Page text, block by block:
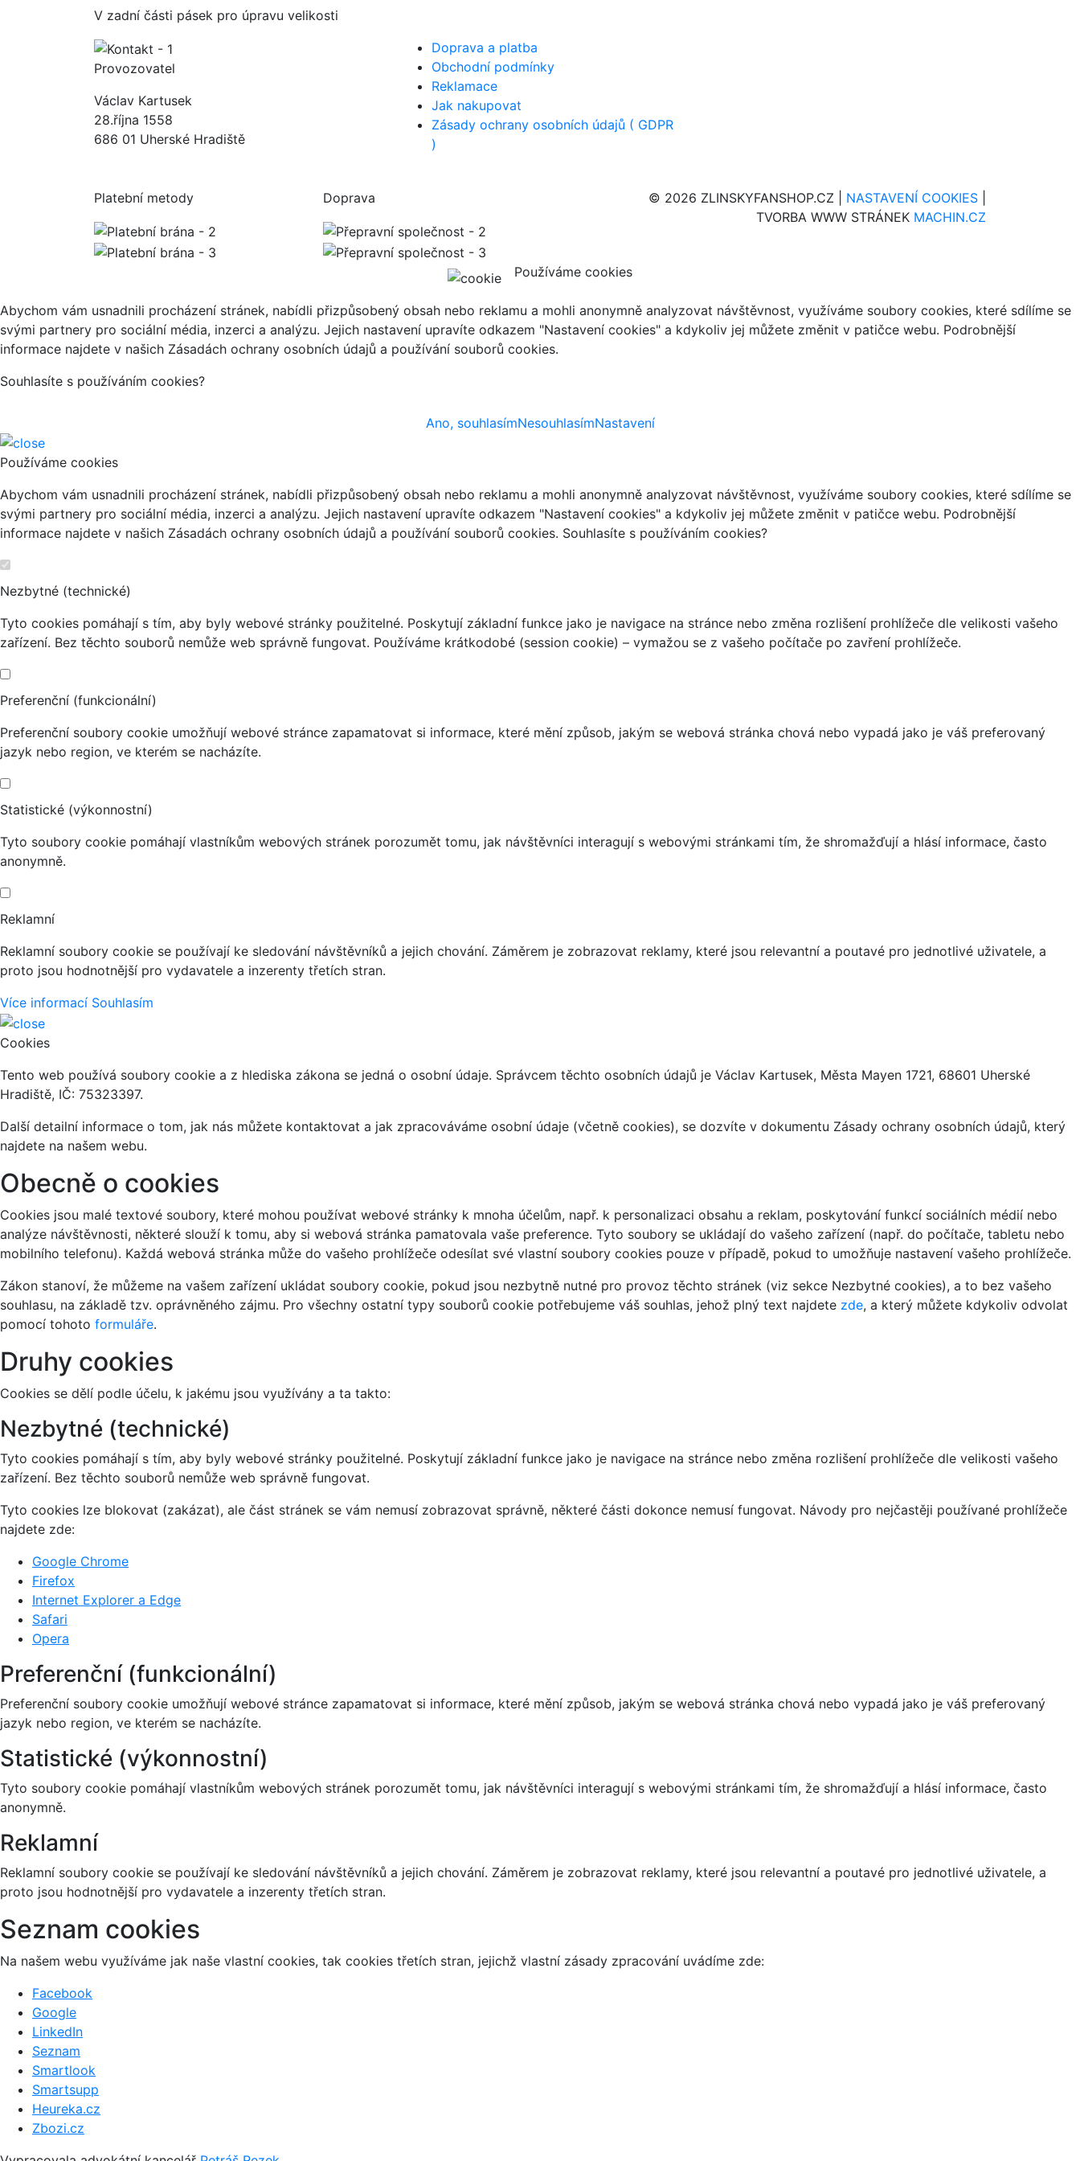
V zadní části pásek pro úpravu velikosti
Provozovatel
Václav Kartusek
28.října 1558
686 01 Uherské Hradiště
Doprava a platba
Obchodní podmínky
Reklamace
Jak nakupovat
Zásady ochrany osobních údajů ( GDPR
)
Platební metody Doprava © 2026 ZLINSKYFANSHOP.CZ | NASTAVENÍ COOKIES
TVORBA WWW STRÁNEK MACHIN.CZ
Používáme cookies
Abychom vám usnadnili procházení stránek, nabídli přizpůsobený obsah nebo reklamu a mohli anonymně analyzovat návštěvnost, využíváme soubory cookies, které sdílíme se
svými partnery pro sociální média, inzerci a analýzu. Jejich nastavení upravíte odkazem "Nastavení cookies" a kdykoliv jej můžete změnit v patičce webu. Podrobnější
informace najdete v našich Zásadách ochrany osobních údajů a používání souborů cookies.
Souhlasíte s používáním cookies?
Ano, souhlasímNesouhlasímNastavení
Používáme cookies
Abychom vám usnadnili procházení stránek, nabídli přizpůsobený obsah nebo reklamu a mohli anonymně analyzovat návštěvnost, využíváme soubory cookies, které sdílíme se
svými partnery pro sociální média, inzerci a analýzu. Jejich nastavení upravíte odkazem "Nastavení cookies" a kdykoliv jej můžete změnit v patičce webu. Podrobnější
informace najdete v našich Zásadách ochrany osobních údajů a používání souborů cookies. Souhlasíte s používáním cookies?
Nezbytné (technické)
Tyto cookies pomáhají s tím, aby byly webové stránky použitelné. Poskytují základní funkce jako je navigace na stránce nebo změna rozlišení prohlížeče dle velikosti vašeho
zařízení. Bez těchto souborů nemůže web správně fungovat. Používáme krátkodobé (session cookie) – vymažou se z vašeho počítače po zavření prohlížeče.
Preferenční (funkcionální)
Preferenční soubory cookie umožňují webové stránce zapamatovat si informace, které mění způsob, jakým se webová stránka chová nebo vypadá jako je váš preferovaný
jazyk nebo region, ve kterém se nacházíte.
Statistické (výkonnostní)
Tyto soubory cookie pomáhají vlastníkům webových stránek porozumět tomu, jak návštěvníci interagují s webovými stránkami tím, že shromažďují a hlásí informace, často
anonymně.
Reklamní
Reklamní soubory cookie se používají ke sledování návštěvníků a jejich chování. Záměrem je zobrazovat reklamy, které jsou relevantní a poutavé pro jednotlivé uživatele, a
proto jsou hodnotnější pro vydavatele a inzerenty třetích stran.
Více informací Souhlasím
Cookies
Tento web používá soubory cookie a z hlediska zákona se jedná o osobní údaje. Správcem těchto osobních údajů je Václav Kartusek, Města Mayen 1721, 68601 Uherské
Hradiště, IČ: 75323397.
Další detailní informace o tom, jak nás můžete kontaktovat a jak zpracováváme osobní údaje (včetně cookies), se dozvíte v dokumentu Zásady ochrany osobních údajů, který
najdete na našem webu.
Obecně o cookies
Cookies jsou malé textové soubory, které mohou používat webové stránky k mnoha účelům, např. k personalizaci obsahu a reklam, poskytování funkcí sociálních médií nebo
analýze návštěvnosti, některé slouží k tomu, aby si webová stránka pamatovala vaše preference. Tyto soubory se ukládají do vašeho zařízení (např. do počítače, tabletu nebo
mobilního telefonu). Každá webová stránka může do vašeho prohlížeče odesílat své vlastní soubory cookies pouze v případě, pokud to umožňuje nastavení vašeho prohlížeče.
Zákon stanoví, že můžeme na vašem zařízení ukládat soubory cookie, pokud jsou nezbytně nutné pro provoz těchto stránek (viz sekce Nezbytné cookies), a to bez vašeho
souhlasu, na základě tzv. oprávněného zájmu. Pro všechny ostatní typy souborů cookie potřebujeme váš souhlas, jehož plný text najdete zde, a který můžete kdykoliv odvolat
pomocí tohoto formuláře.
Druhy cookies
Cookies se dělí podle účelu, k jakému jsou využívány a ta takto:
Nezbytné (technické)
Tyto cookies pomáhají s tím, aby byly webové stránky použitelné. Poskytují základní funkce jako je navigace na stránce nebo změna rozlišení prohlížeče dle velikosti vašeho
zařízení. Bez těchto souborů nemůže web správně fungovat.
Tyto cookies lze blokovat (zakázat), ale část stránek se vám nemusí zobrazovat správně, některé části dokonce nemusí fungovat. Návody pro nejčastěji používané prohlížeče
najdete zde:
Google Chrome
Firefox
Internet Explorer a Edge
Safari
Opera
Preferenční (funkcionální)
Preferenční soubory cookie umožňují webové stránce zapamatovat si informace, které mění způsob, jakým se webová stránka chová nebo vypadá jako je váš preferovaný
jazyk nebo region, ve kterém se nacházíte.
Statistické (výkonnostní)
Tyto soubory cookie pomáhají vlastníkům webových stránek porozumět tomu, jak návštěvníci interagují s webovými stránkami tím, že shromažďují a hlásí informace, často
anonymně.
Reklamní
Reklamní soubory cookie se používají ke sledování návštěvníků a jejich chování. Záměrem je zobrazovat reklamy, které jsou relevantní a poutavé pro jednotlivé uživatele, a
proto jsou hodnotnější pro vydavatele a inzerenty třetích stran.
Seznam cookies
Na našem webu využíváme jak naše vlastní cookies, tak cookies třetích stran, jejichž vlastní zásady zpracování uvádíme zde:
Facebook
Google
LinkedIn
Seznam
Smartlook
Smartsupp
Heureka.cz
Zbozi.cz